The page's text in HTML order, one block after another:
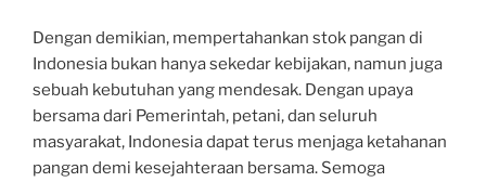
Dengan demikian, mempertahankan stok pangan di
Indonesia bukan hanya sekedar kebijakan, namun juga
sebuah kebutuhan yang mendesak. Dengan upaya
bersama dari Pemerintah, petani, dan seluruh
masyarakat, Indonesia dapat terus menjaga ketahanan
pangan demi kesejahteraan bersama. Semoga